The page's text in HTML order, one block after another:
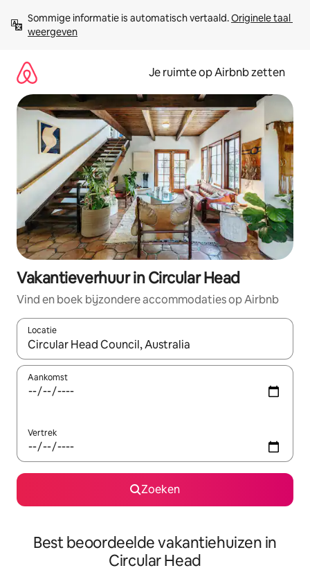
direct
naar
Sommige informatie is automatisch vertaald. Originele taal
weergeven
Je ruimte op Airbnb zetten
Vakantieverhuur in Circular Head
Vind en boek bijzondere accommodaties op Airbnb
Locatie
Wanneer er suggesties beschikbaar zijn, maak je een keuze
Aankomst
Vertrek
Zoeken
Best beoordeelde vakantiehuizen in
Circular Head